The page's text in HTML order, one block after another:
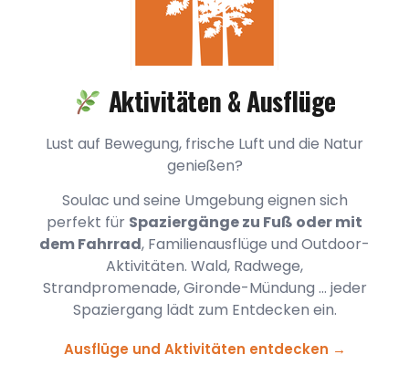
Aktivitäten & Ausflüge
Lust auf Bewegung, frische Luft und die Natur
genießen?
Soulac und seine Umgebung eignen sich
perfekt für Spaziergänge zu Fuß oder mit
dem Fahrrad, Familienausflüge und Outdoor-
Aktivitäten. Wald, Radwege,
Strandpromenade, Gironde-Mündung … jeder
Spaziergang lädt zum Entdecken ein.
Ausflüge und Aktivitäten entdecken →